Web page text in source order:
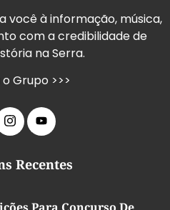
você à informação, música,
com a credibilidade de
na Serra.
Grupo >>>
Recentes
Para Concurso De